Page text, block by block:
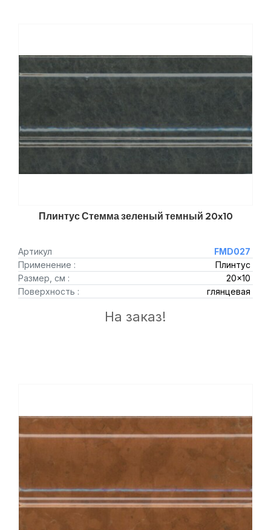
Плинтус Стемма зеленый темный 20x10
Артикул
FMD027
Применение :
Плинтус
Размер, см :
20x10
Поверхность :
глянцевая
На заказ!